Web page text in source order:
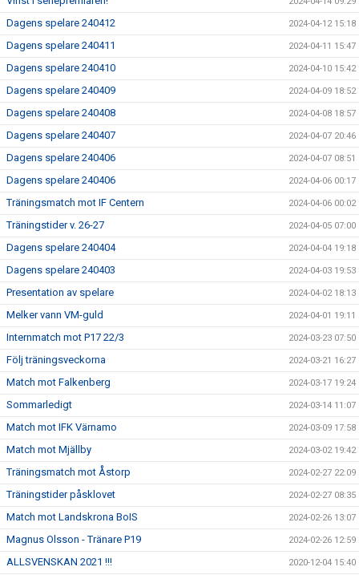
Dagens spelare 240412 2024-04-12 15:18
Dagens spelare 240411 2024-04-11 15:47
Dagens spelare 240410 2024-04-10 15:42
Dagens spelare 240409 2024-04-09 18:52
Dagens spelare 240408 2024-04-08 18:57
Dagens spelare 240407 2024-04-07 20:46
Dagens spelare 240406 2024-04-07 08:51
Dagens spelare 240406 2024-04-06 00:17
Träningsmatch mot IF Centern 2024-04-06 00:02
Träningstider v. 26-27 2024-04-05 07:00
Dagens spelare 240404 2024-04-04 19:18
Dagens spelare 240403 2024-04-03 19:53
Presentation av spelare 2024-04-02 18:13
Melker vann VM-guld 2024-04-01 19:11
Internmatch mot P17 22/3 2024-03-23 07:50
Följ träningsveckorna 2024-03-21 16:27
Match mot Falkenberg 2024-03-17 19:24
Sommarledigt 2024-03-14 11:07
Match mot IFK Värnamo 2024-03-09 17:58
Match mot Mjällby 2024-03-02 19:42
Träningsmatch mot Åstorp 2024-02-27 22:09
Träningstider påsklovet 2024-02-27 08:35
Match mot Landskrona BoIS 2024-02-26 13:07
Magnus Olsson - Tränare P19 2024-02-26 12:59
ALLSVENSKAN 2021 !!! 2020-12-04 15:40